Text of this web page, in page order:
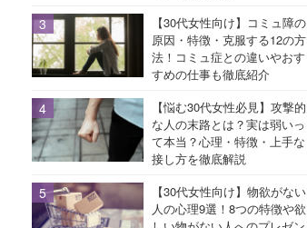
【30代女性向け】コミュ障の
原因・特徴・克服する12の方
法！コミュ症との違いやおす
すめの仕事も徹底紹介
【悩む30代女性必見】攻撃的
な人の末路とは？実は弱いっ
て本当？心理・特徴・上手な
接し方を徹底解説
【30代女性向け】物欲がない
人の心理9選！8つの特徴や欲